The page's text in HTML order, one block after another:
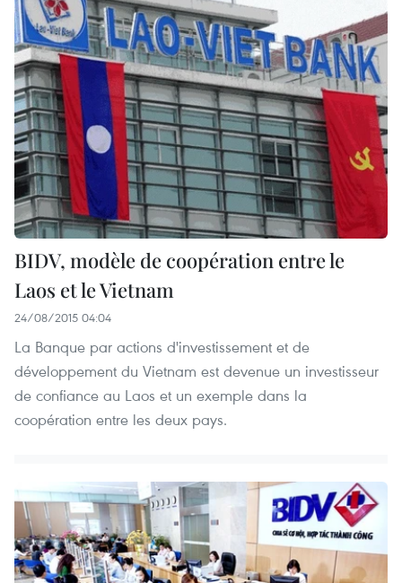
BIDV, modèle de coopération entre le
Laos et le Vietnam
24/08/2015 04:04
La Banque par actions d'investissement et de
développement du Vietnam est devenue un investisseur
de confiance au Laos et un exemple dans la
coopération entre les deux pays.